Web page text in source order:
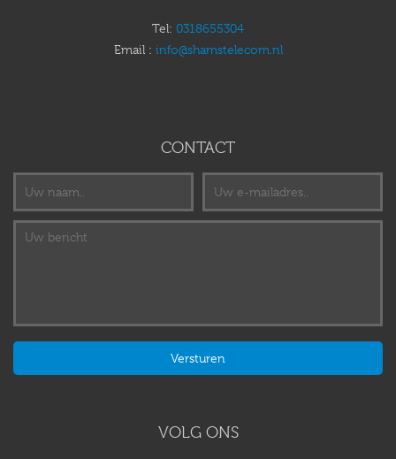
Tel: 0318655304
Email : info@shamstelecom.nl
CONTACT
VOLG ONS